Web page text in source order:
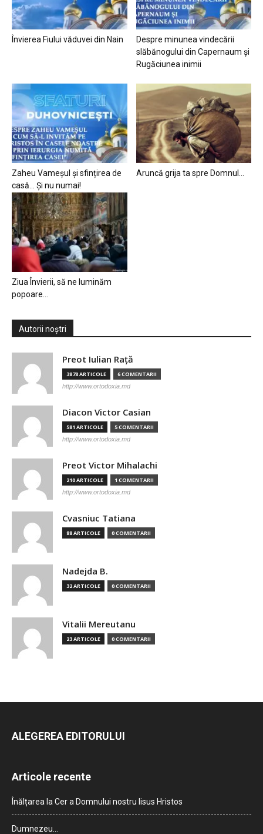
Învierea Fiului văduvei din Nain
Despre minunea vindecării
slăbănogului din Capernaum și
Rugăciunea inimii
Zaheu Vameșul și sfințirea de
casă… Și nu numai!
Aruncă grija ta spre Domnul…
Ziua Învierii, să ne luminăm
popoare…
Autorii noștri
Preot Iulian Raţă
3878 ARTICOLE 6 COMENTARII
http://www.ortodoxia.md
Diacon Victor Casian
581 ARTICOLE 5 COMENTARII
http://www.ortodoxia.md
Preot Victor Mihalachi
210 ARTICOLE 1 COMENTARII
http://www.ortodoxia.md
Cvasniuc Tatiana
88 ARTICOLE 0 COMENTARII
Nadejda B.
32 ARTICOLE 0 COMENTARII
Vitalii Mereutanu
23 ARTICOLE 0 COMENTARII
ALEGEREA EDITORULUI
Articole recente
Înălțarea la Cer a Domnului nostru Iisus Hristos
Dumnezeu…